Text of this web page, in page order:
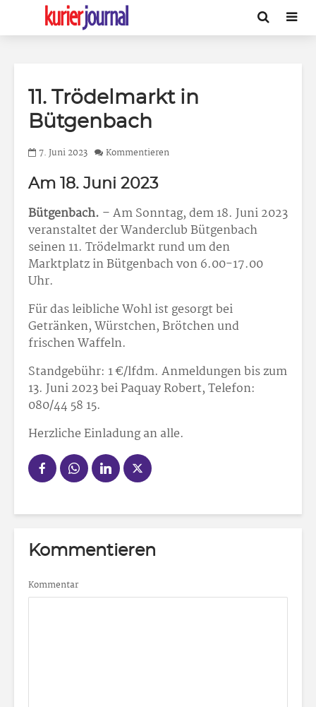
11. Trödelmarkt in
Bütgenbach
7. Juni 2023 Kommentieren
Am 18. Juni 2023
Bütgenbach. – Am Sonntag, dem 18. Juni 2023
veranstaltet der Wanderclub Bütgenbach
seinen 11. Trödelmarkt rund um den
Marktplatz in Bütgenbach von 6.00-17.00
Uhr.
Für das leibliche Wohl ist gesorgt bei
Getränken, Würstchen, Brötchen und
frischen Waffeln.
Standgebühr: 1 €/lfdm. Anmeldungen bis zum
13. Juni 2023 bei Paquay Robert, Telefon:
080/44 58 15.
Herzliche Einladung an alle.
Kommentieren
Kommentar